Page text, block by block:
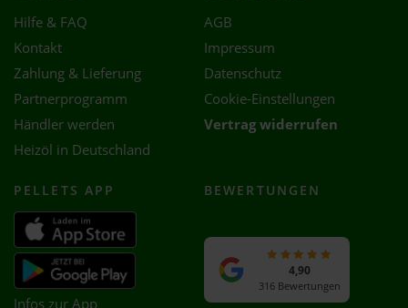
Hilfe & FAQ
Kontakt
Zahlung & Lieferung
Partnerprogramm
Händler werden
Heizöl in Deutschland
AGB
Impressum
Datenschutz
Cookie-Einstellungen
Vertrag widerrufen
PELLETS APP
Infos zur App
BEWERTUNGEN
4,90
316 Bewertungen